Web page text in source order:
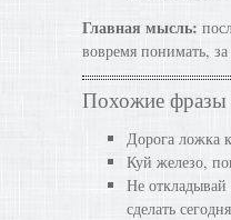
Главная мысль:
вовремя понимать,
Похожие
Дорога ложка
Куй железо,
Не
сделать